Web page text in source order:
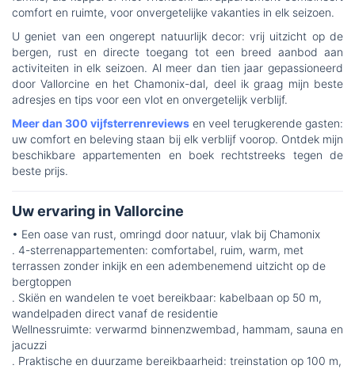
comfort en ruimte, voor onvergetelijke vakanties in elk seizoen.
U geniet van een ongerept natuurlijk decor: vrij uitzicht op de
bergen, rust en directe toegang tot een breed aanbod aan
activiteiten in elk seizoen. Al meer dan tien jaar gepassioneerd
door Vallorcine en het Chamonix-dal, deel ik graag mijn beste
adresjes en tips voor een vlot en onvergetelijk verblijf.
Meer dan 300 vijfsterrenreviews en veel terugkerende gasten:
uw comfort en beleving staan bij elk verblijf voorop. Ontdek mijn
beschikbare appartementen en boek rechtstreeks tegen de
beste prijs.
Uw ervaring in Vallorcine
• Een oase van rust, omringd door natuur, vlak bij Chamonix
. 4-sterrenappartementen: comfortabel, ruim, warm, met
terrassen zonder inkijk en een adembenemend uitzicht op de
bergtoppen
. Skiën en wandelen te voet bereikbaar: kabelbaan op 50 m,
wandelpaden direct vanaf de residentie
Wellnessruimte: verwarmd binnenzwembad, hammam, sauna en
jacuzzi
. Praktische en duurzame bereikbaarheid: treinstation op 100 m,